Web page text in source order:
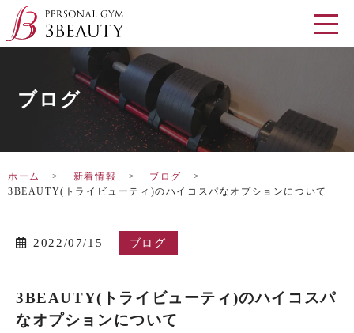
ブログ
ホーム 新着情報
ブログ
3BEAUTY(トライビューティ)のハイコスパなオプションについて
2022/07/15 ブログ
3BEAUTY(トライビューティ)のハイコスパ
なオプションについて